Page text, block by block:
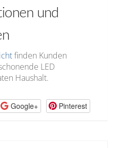
und
finden Kunden
LED
Haushalt.
Google+ Pinterest